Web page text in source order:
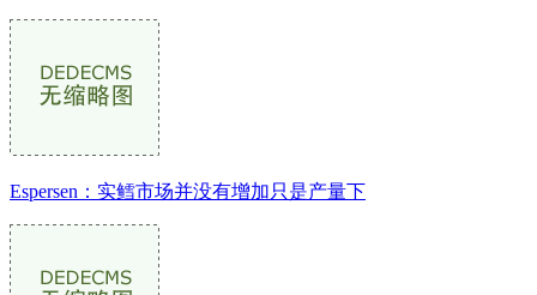
Espersen：实鳕市场并没有增加只是产量下